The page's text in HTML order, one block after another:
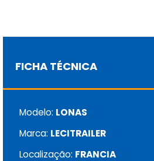
FICHA TÉCNICA
Modelo: LONAS
Marca: LECITRAILER
Localização: FRANCIA